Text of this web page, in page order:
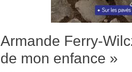
Armande Ferry-
de mon enfance »